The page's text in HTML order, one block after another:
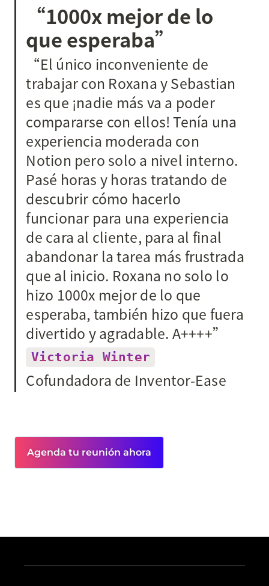
“1000x mejor de lo
que esperaba”
“El único inconveniente de
trabajar con Roxana y Sebastian
es que ¡nadie más va a poder
compararse con ellos! Tenía una
experiencia moderada con
Notion pero solo a nivel interno.
Pasé horas y horas tratando de
descubrir cómo hacerlo
funcionar para una experiencia
de cara al cliente, para al final
abandonar la tarea más frustrada
que al inicio. Roxana no solo lo
hizo 1000x mejor de lo que
esperaba, también hizo que fuera
Victoria Winter
Cofundadora de Inventor-Ease
Agenda tu reunión ahora